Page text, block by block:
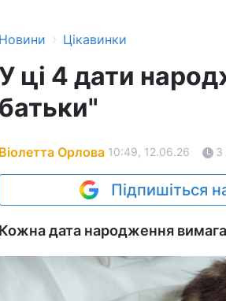
Новини › Цікавинки
У ці 4 дати
батьки"
Віолетта Орлова 10:49, 12.06.26 3
Підпишіться
Кожна дата народження